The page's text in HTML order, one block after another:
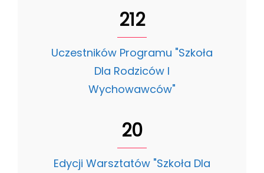
212
Uczestników Programu "Szkoła
Dla Rodziców I
Wychowawców"
20
Edycji Warsztatów "Szkoła Dla